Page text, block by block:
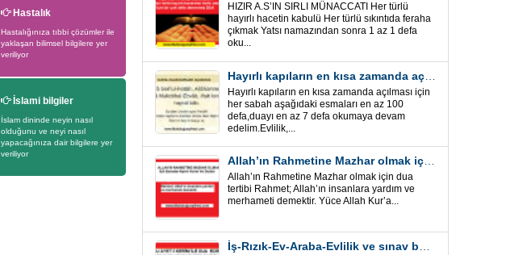
Hastalık
Hastalığınıza tıbbi çözümler ile
yaklaşan bilimsel bilgilere yer
veriliyor
İslami bilgiler
İslam dininde neyin nasıl
olduğunu ve neyi nasıl
yapacağınıza dair bilgilere yer
veriliyor
HIZIR A.S’IN SIRLI MÜNACCATI Her türlü
hayırlı hacetin kabulü Her türlü sıkıntıda feraha
çıkmak Yatsı namazından sonra 1 az 1 defa
oku...
Hayırlı kapıların en kısa zamanda açılması için Esmalar ve Dua
Hayırlı kapıların en kısa zamanda açılması için
her sabah aşağıdaki esmaları en az 100
defa,duayı en az 7 defa okumaya devam
edelim.Evlilik,...
Allah’ın Rahmetine Mazhar olmak için ” Esmalar-Ayet ve Dualar”
Allah’ın Rahmetine Mazhar olmak için dua
tertibi Rahmet; Allah’ın insanlara yardım ve
merhameti demektir. Yüce Allah Kur’a...